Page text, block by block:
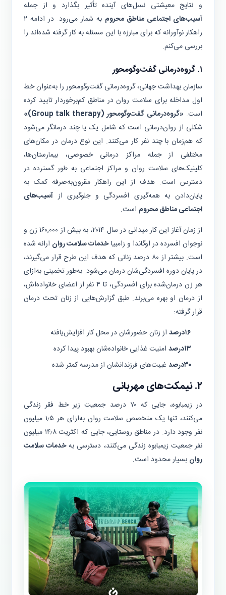
و نتایج معیشتی نسل‌های آینده تأثیر بگذارد و از جمله
آسیب‌های اجتماعی مناطق محروم
به شمار می‌رود. در ادامه ۲
راهکار نوآورانه که برای مبارزه با این مسئله به کار گرفته شده‌اند را
بررسی می‌کنم.
۱. گروه‌درمانی گفت‌وگومحور
سازمان بهداشت جهانی، گروه‌درمانی گفت‌وگومحور را به‌عنوان خط
اول مداخله برای سلامت روان در مناطق کم‌برخوردار تایید کرده
است. «گروه‌درمانی گفت‌وگومحور (Group talk therapy)»
شکلی از روان‌درمانی است که شامل یک یا چند درمانگر می‌شود
که هم‌زمان با چند نفر کار می‌کنند. این نوع درمان در مکان‌های
مختلفی از جمله مراکز درمانی خصوصی، بیمارستان‌ها،
کلینیک‌های سلامت روان و مراکز اجتماعی به طور گسترده در
دسترس است. هدف از این راهکار مقرون‌به‌صرفه کمک به
پایان‌دادن به همه‌گیری افسردگی و جلوگیری از آسیب‌های
اجتماعی مناطق محروم است.
از زمان آغاز این کار میدانی در سال ۲۰۱۴، به بیش از ۱۶۰,۰۰۰ زن و
نوجوان افسرده در اوگاندا و زامبیاخدمات سلامت روان ارائه شده
است. بیشتر از ۸۰ درصد زنانی که هدف این طرح قرار می‌گیرند،
در پایان دوره افسردگی‌شان درمان می‌شود. به‌طور تخمینی به‌ازای
هر زن درمان‌شده برای افسردگی، تا ۴ نفر از اعضای خانواده‌‌اش،
از درمان او بهره‌ می‌برند. طبق گزارش‌هایی از زنان تحت درمان
قرار گرفته:
۱۶درصد
از زنان حضورشان در محل کار افزایش‌یافته
۱۳درصد
امنیت غذایی خانواده‌شان بهبود پیدا کرده
۳۰درصد
غیبت‌های فرزندانشان از مدرسه کمتر شده
۲. نیمکت‌های مهربانی
در زیمبابوه، جایی که ۷۰ درصد جمعیت زیر خط‌ فقر زندگی
می‌کنند، تنها یک متخصص سلامت روان به‌ازای هر ۱٫۵ میلیون
نفر وجود دارد. در مناطق روستایی، جایی که اکثریت ۱۴٫۸ میلیون
نفر جمعیت زیمبابوه زندگی می‌کنند، دسترسی بهخدمات سلامت
روان بسیار محدود است.